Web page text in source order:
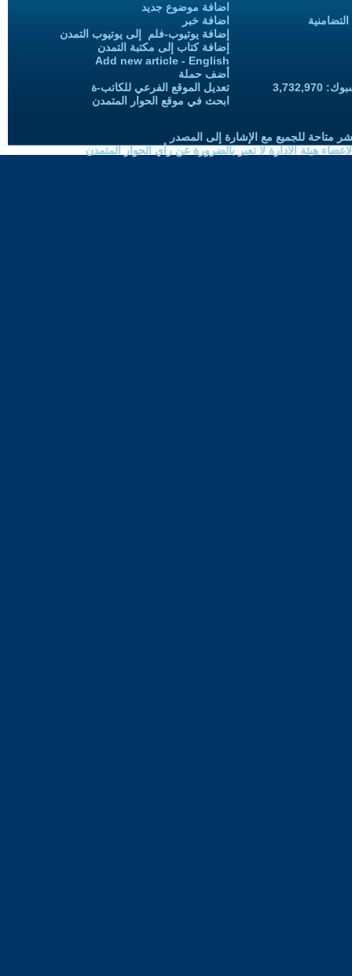
اضافة موضوع جديد
اضافة خبر
إضافة يوتيوب-فلم إلى يوتيوب التمدن
إضافة كتاب إلى مكتبة التمدن
Add new article - English
أضف حملة
تعديل الموقع الفرعي للكاتب-ة
ابحث في موقع الحوار المتمدن
متاحة للجميع مع الإشارة إلى المصدر
هيئة الادارة لا تعبر بالضرورة عن رأي الحوار المتمدن